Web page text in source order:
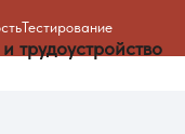
Тестирование
трудоустройство